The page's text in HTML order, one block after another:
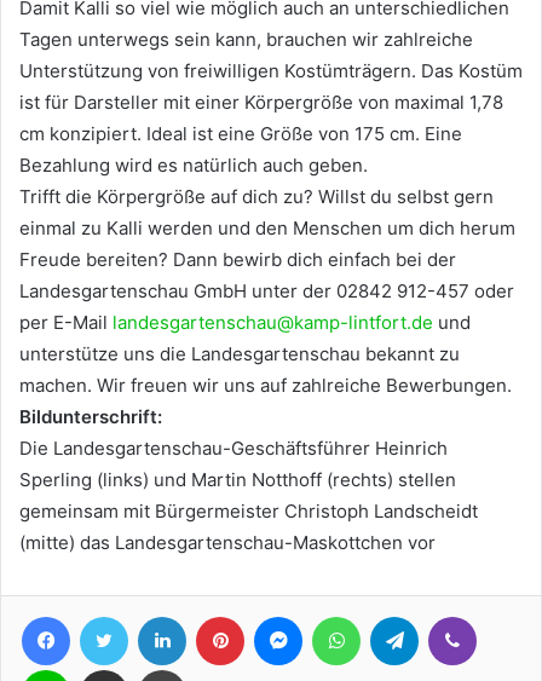
Damit Kalli so viel wie möglich auch an unterschiedlichen
Tagen unterwegs sein kann, brauchen wir zahlreiche
Unterstützung von freiwilligen Kostümträgern. Das Kostüm
ist für Darsteller mit einer Körpergröße von maximal 1,78
cm konzipiert. Ideal ist eine Größe von 175 cm. Eine
Bezahlung wird es natürlich auch geben.
Trifft die Körpergröße auf dich zu? Willst du selbst gern
einmal zu Kalli werden und den Menschen um dich herum
Freude bereiten? Dann bewirb dich einfach bei der
Landesgartenschau GmbH unter der 02842 912-457 oder
per E-Mail landesgartenschau@kamp-lintfort.de und
unterstütze uns die Landesgartenschau bekannt zu
machen. Wir freuen wir uns auf zahlreiche Bewerbungen.
Bildunterschrift:
Die Landesgartenschau-Geschäftsführer Heinrich
Sperling (links) und Martin Notthoff (rechts) stellen
gemeinsam mit Bürgermeister Christoph Landscheidt
(mitte) das Landesgartenschau-Maskottchen vor
FacebookTwitter LinkedIn Pinterest MessengerWhatsAppTelegram
Line Teile per E-Mail Drucken